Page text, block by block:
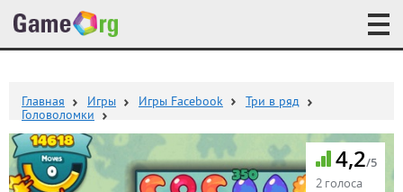
Главная Игры Игры Facebook
Три в ряд
Головоломки
4,2/5
2 голоса